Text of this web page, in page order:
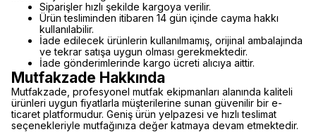
Siparişler hızlı şekilde kargoya verilir.
Ürün tesliminden itibaren 14 gün içinde cayma hakkı
kullanılabilir.
İade edilecek ürünlerin kullanılmamış, orijinal ambalajında
ve tekrar satışa uygun olması gerekmektedir.
İade gönderimlerinde kargo ücreti alıcıya aittir.
Mutfakzade Hakkında
Mutfakzade, profesyonel mutfak ekipmanları alanında kaliteli
ürünleri uygun fiyatlarla müşterilerine sunan güvenilir bir e-
ticaret platformudur. Geniş ürün yelpazesi ve hızlı teslimat
seçenekleriyle mutfağınıza değer katmaya devam etmektedir.